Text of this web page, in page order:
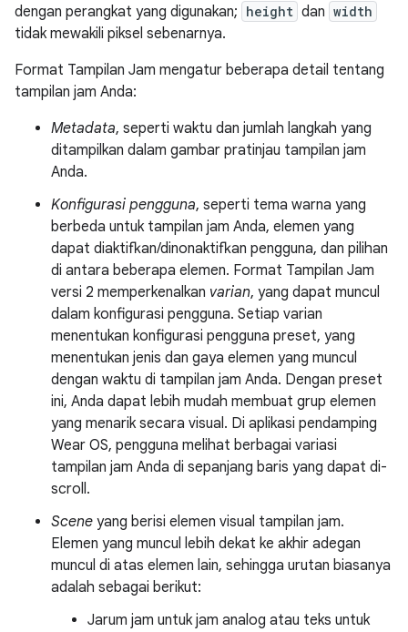
dengan perangkat yang digunakan; height dan width
tidak mewakili piksel sebenarnya.
Format Tampilan Jam mengatur beberapa detail tentang
tampilan jam Anda:
Metadata, seperti waktu dan jumlah langkah yang
ditampilkan dalam gambar pratinjau tampilan jam
Anda.
Konfigurasi pengguna, seperti tema warna yang
berbeda untuk tampilan jam Anda, elemen yang
dapat diaktifkan/dinonaktifkan pengguna, dan pilihan
di antara beberapa elemen. Format Tampilan Jam
versi 2 memperkenalkan varian, yang dapat muncul
dalam konfigurasi pengguna. Setiap varian
menentukan konfigurasi pengguna preset, yang
menentukan jenis dan gaya elemen yang muncul
dengan waktu di tampilan jam Anda. Dengan preset
ini, Anda dapat lebih mudah membuat grup elemen
yang menarik secara visual. Di aplikasi pendamping
Wear OS, pengguna melihat berbagai variasi
tampilan jam Anda di sepanjang baris yang dapat di-
scroll.
Scene yang berisi elemen visual tampilan jam.
Elemen yang muncul lebih dekat ke akhir adegan
muncul di atas elemen lain, sehingga urutan biasanya
adalah sebagai berikut:
Jarum jam untuk jam analog atau teks untuk